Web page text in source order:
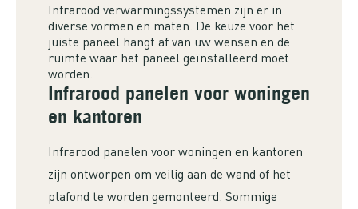
Infrarood verwarmingssystemen zijn er in
diverse vormen en maten. De keuze voor het
juiste paneel hangt af van uw wensen en de
ruimte waar het paneel geïnstalleerd moet
worden.
Infrarood panelen voor woningen
en kantoren
Infrarood panelen voor woningen en kantoren
zijn ontworpen om veilig aan de wand of het
plafond te worden gemonteerd. Sommige